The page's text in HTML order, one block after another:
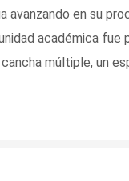
avanzando en su
académica fue
múltiple, un